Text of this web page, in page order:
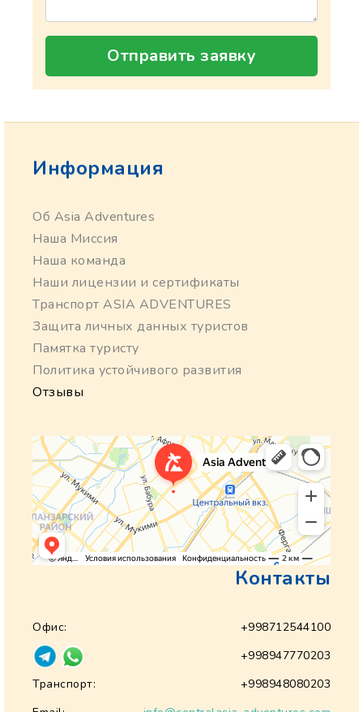
Отправить заявку
Информация
Об Asia Adventures
Наша Миссия
Наша команда
Наши лицензии и сертификаты
Транспорт ASIA ADVENTURES
Защита личных данных туристов
Памятка туристу
Политика устойчивого развития
Отзывы
Контакты
Офис:
+998712544100
+998947770203
Транспорт:
+998948080203